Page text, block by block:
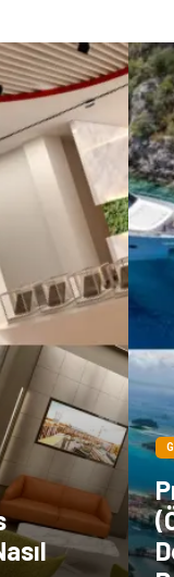
Ambalaj
Dernekler ve
Birlikler